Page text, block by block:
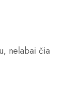
nelabai čia